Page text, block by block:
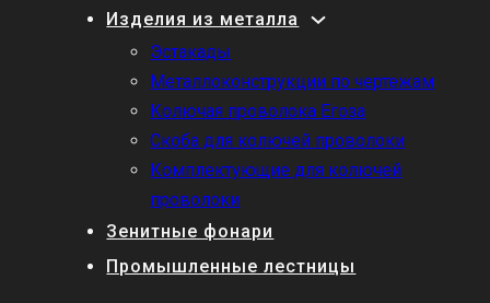
Изделия из металла
Эстакады
Металлоконструкции по чертежам
Колючая проволока Егоза
Скоба для колючей проволоки
Комплектующие для колючей
проволоки
Зенитные фонари
Промышленные лестницы